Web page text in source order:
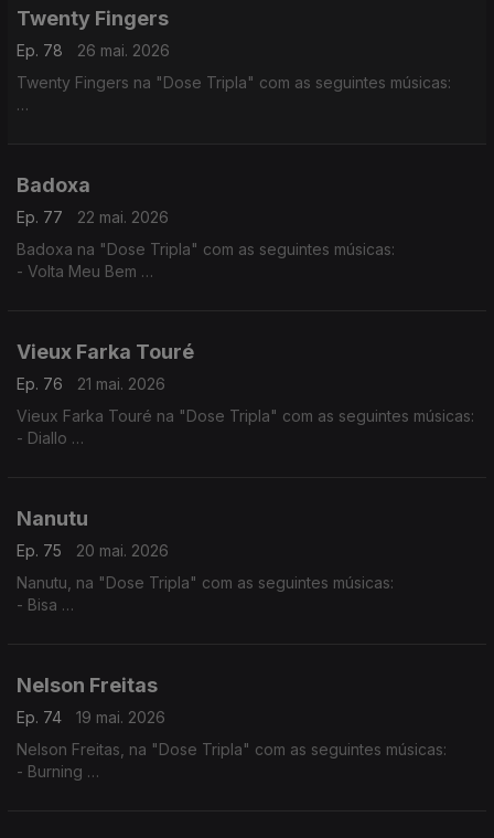
Twenty Fingers
Ep. 78
26 mai. 2026
Twenty Fingers na "Dose Tripla" com as seguintes músicas:
Badoxa
Ep. 77
22 mai. 2026
Badoxa na "Dose Tripla" com as seguintes músicas:
- Volta Meu Bem
Vieux Farka Touré
Ep. 76
21 mai. 2026
Vieux Farka Touré na "Dose Tripla" com as seguintes músicas:
- Diallo
Nanutu
Ep. 75
20 mai. 2026
Nanutu, na "Dose Tripla" com as seguintes músicas:
- Bisa
Nelson Freitas
Ep. 74
19 mai. 2026
Nelson Freitas, na "Dose Tripla" com as seguintes músicas:
- Burning